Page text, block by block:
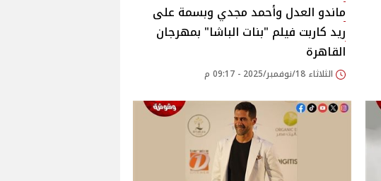
ماندو العدل وأحمد مجدي وبسمة على
ريد كاربت فيلم "بنات الباشا" بمهرجان
القاهرة
الثلاثاء 18/نوفمبر/2025 - 09:17 م